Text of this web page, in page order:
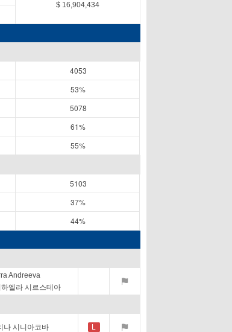
$ 16,904,434
4053
53%
5078
61%
55%
5103
37%
44%
Andreeva
엘라 시르스테아
나 시니아코바 L